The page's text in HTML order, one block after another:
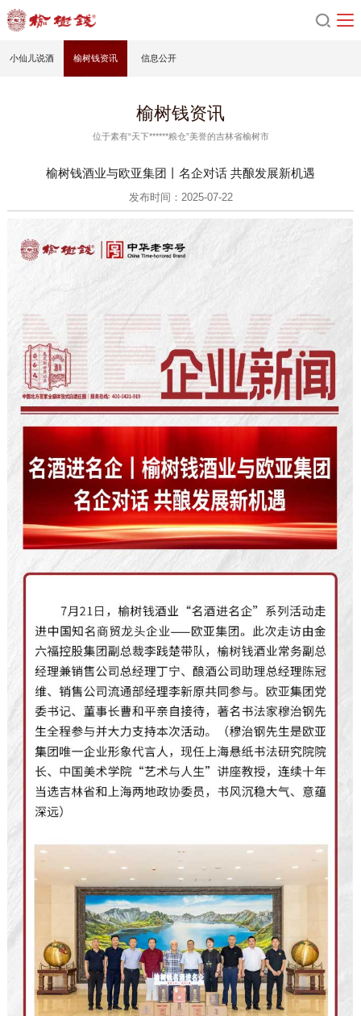
小仙儿说酒 榆树钱资讯 信息公开
榆树钱资讯
位于素有“天下******粮仓”美誉的吉林省榆树市
榆树钱酒业与欧亚集团丨名企对话 共酿发展新机遇
发布时间：2025-07-22